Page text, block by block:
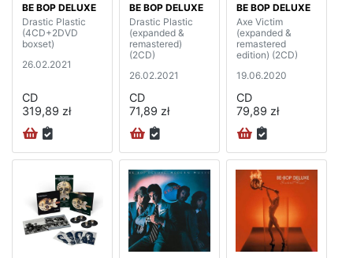
BE BOP DELUXE
Drastic Plastic
(4CD+2DVD
boxset)
26.02.2021
CD
319,89 zł
BE BOP DELUXE
Drastic Plastic
(expanded &
remastered)
(2CD)
26.02.2021
CD
71,89 zł
BE BOP DELUXE
Axe Victim
(expanded &
remastered
edition) (2CD)
19.06.2020
CD
79,89 zł